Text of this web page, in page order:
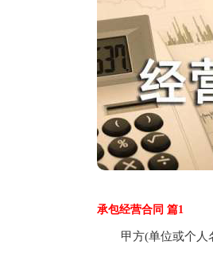
承包经营合同 篇1
甲方(单位或个人名